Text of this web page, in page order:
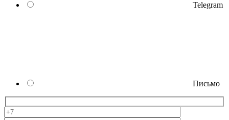
Telegram
Письмо